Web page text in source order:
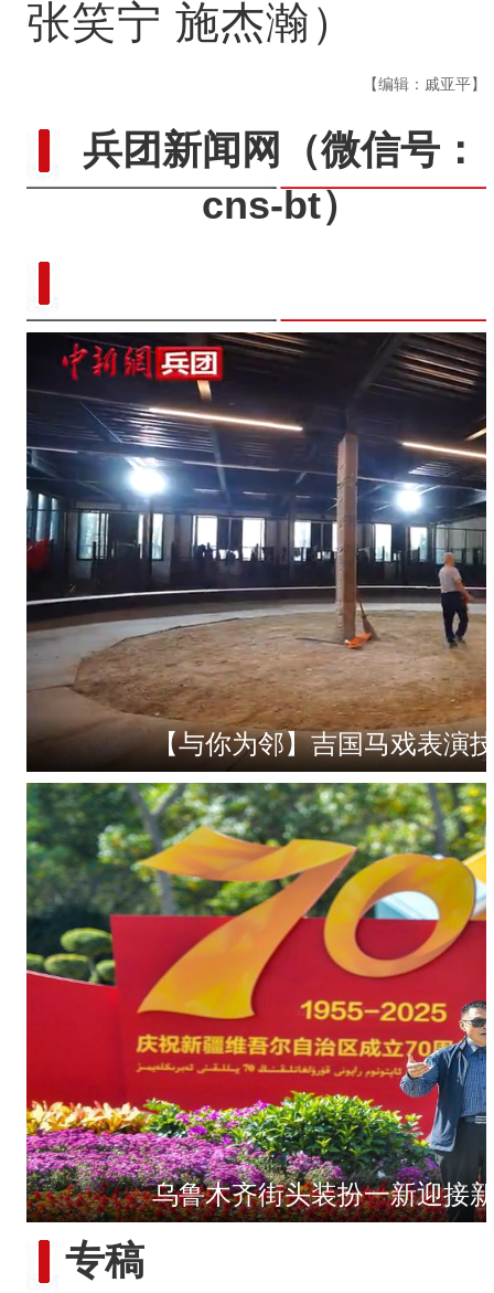
张笑宁 施杰瀚）
【编辑：戚亚平】
兵团新闻网
（微信号：
cns-bt）
【与你为邻】吉国马戏表演
第一师六团西梅进
乌鲁木齐街头装扮一新迎接
专稿